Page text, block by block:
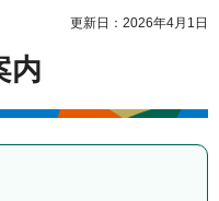
更新日：2026年4月1日
内